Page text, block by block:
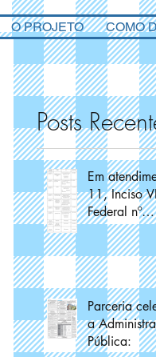
Posts
Em
11, Inciso
Federal nº
13.019/
Parceria
a
Pública:
O PROJETO COMO